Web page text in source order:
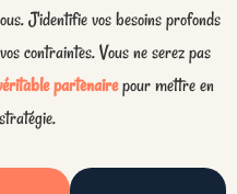
J'identifie vos besoins profonds
contraintes. Vous ne serez pas
partenairepour mettre en